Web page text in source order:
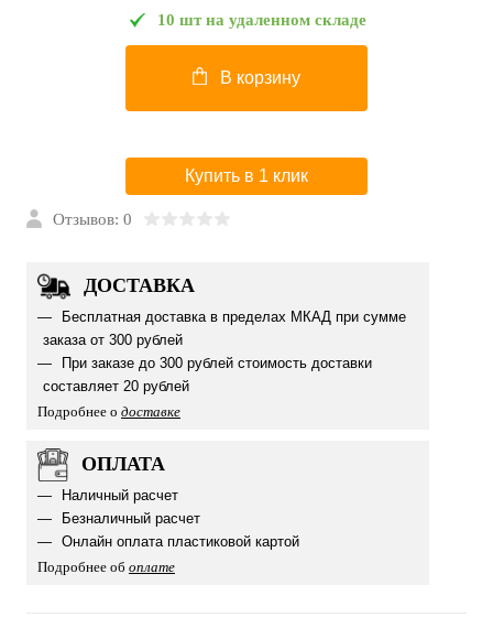
10 шт на удаленном складе
В корзину
Купить в 1 клик
Отзывов: 0
ДОСТАВКА
Бесплатная доставка в пределах МКАД при сумме
заказа от 300 рублей
При заказе до 300 рублей стоимость доставки
составляет 20 рублей
Подробнее о доставке
ОПЛАТА
Наличный расчет
Безналичный расчет
Онлайн оплата пластиковой картой
Подробнее об оплате